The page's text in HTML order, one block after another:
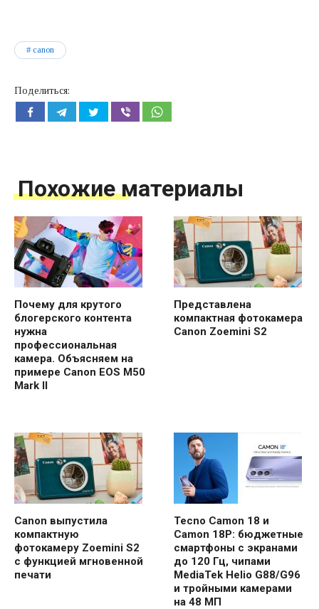
canon
Поделиться:
Похожие материалы
Почему для крутого
блогерского контента
нужна
профессиональная
камера. Объясняем на
примере Canon EOS M50
Mark II
Представлена
компактная фотокамера
Canon Zoemini S2
Canon выпустила
компактную
фотокамеру Zoemini S2
с функцией мгновенной
печати
Tecno Camon 18 и
Camon 18P: бюджетные
смартфоны с экранами
до 120 Гц, чипами
MediaTek Helio G88/G96
и тройными камерами
на 48 МП